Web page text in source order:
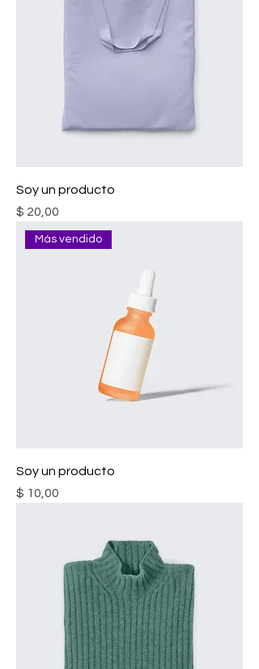
Soy un producto
Precio
$ 20,00
Más vendido
Soy un producto
Precio
$ 10,00